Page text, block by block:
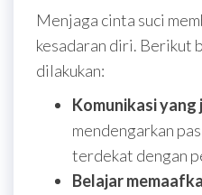
Menjaga cinta suci
kesadaran diri. Berikut
dilakukan:
Komunikasi yang
mendengarkan
terdekat dengan
Belajar